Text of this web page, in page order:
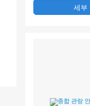
세부